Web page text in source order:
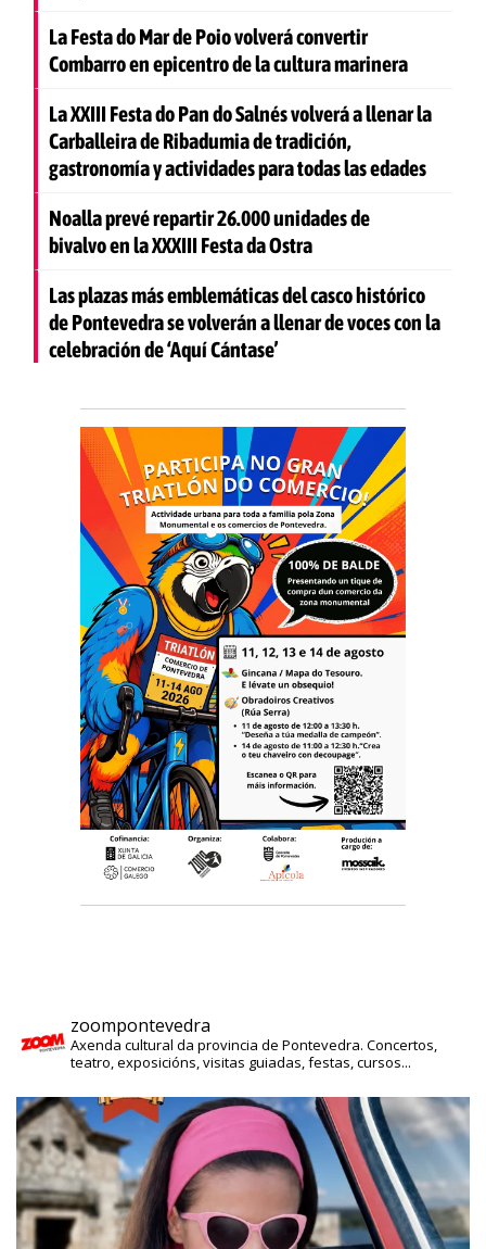
La Festa do Mar de Poio volverá convertir
Combarro en epicentro de la cultura marinera
La XXIII Festa do Pan do Salnés volverá a llenar la
Carballeira de Ribadumia de tradición,
gastronomía y actividades para todas las edades
Noalla prevé repartir 26.000 unidades de
bivalvo en la XXXIII Festa da Ostra
Las plazas más emblemáticas del casco histórico
de Pontevedra se volverán a llenar de voces con la
celebración de ‘Aquí Cántase’
zoompontevedra
Axenda cultural da provincia de Pontevedra. Concertos,
teatro, exposicións, visitas guiadas, festas, cursos...